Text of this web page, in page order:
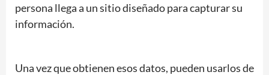
persona llega a un sitio diseñado para capturar su
información.
Una vez que obtienen esos datos, pueden usarlos de